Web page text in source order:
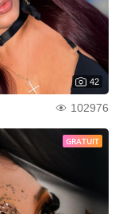
42
102976
GRATUIT